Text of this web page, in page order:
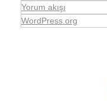
Yorum akışı
WordPress.org